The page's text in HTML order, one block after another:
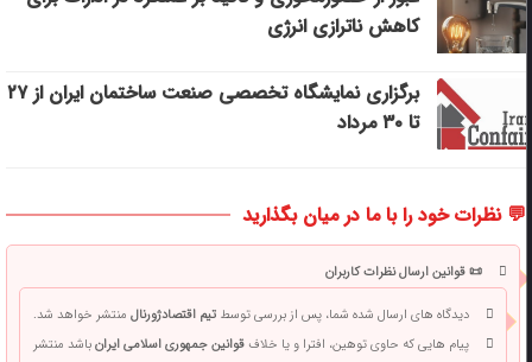
کاهش ناترازی انرژی
برگزاری نمایشگاه تخصصی صنعت ساختمان ایران از ۲۷
تا ۳۰ مرداد
💬 نظرات خود را با ما در میان بگذارید
📜 قوانین ارسال نظرات کاربران
دیدگاه های ارسال شده شما، پس از بررسی توسطتیم اقتصادژورنالمنتشر خواهد شد.
پیام هایی که حاوی توهین، افترا و یا خلافقوانین جمهوری اسلامی ایرانباشد منتشر